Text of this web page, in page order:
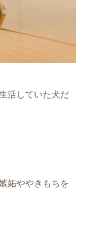
活していた犬だ
妬ややきもちを